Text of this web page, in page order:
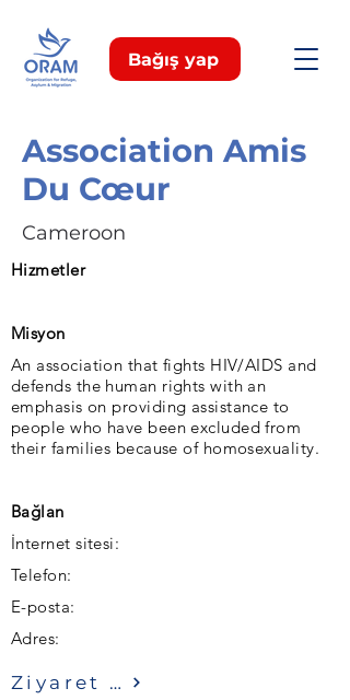
Bağış yap
Association Amis
Du Cœur
Cameroon
Hizmetler
Misyon
An association that fights HIV/AIDS and
defends the human rights with an
emphasis on providing assistance to
people who have been excluded from
their families because of homosexuality.
Bağlan
İnternet sitesi:
Telefon:
E-posta:
Adres:
Ziyaret etmek